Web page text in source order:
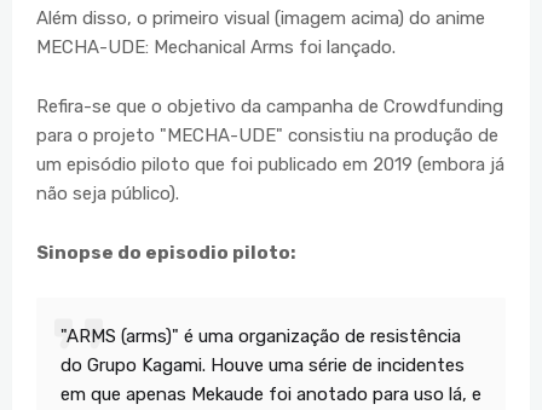
Além disso, o primeiro visual (imagem acima) do anime
MECHA-UDE: Mechanical Arms foi lançado.
Refira-se que o objetivo da campanha de Crowdfunding
para o projeto "MECHA-UDE" consistiu na produção de
um episódio piloto que foi publicado em 2019 (embora já
não seja público).
Sinopse do episodio piloto:
"ARMS (arms)" é uma organização de resistência
do Grupo Kagami. Houve uma série de incidentes
em que apenas Mekaude foi anotado para uso lá, e